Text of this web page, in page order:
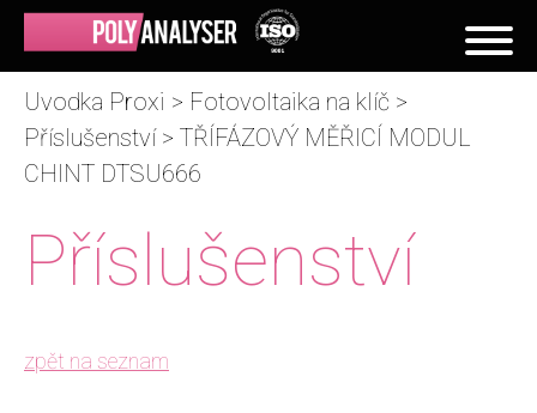
Uvodka Proxi > Fotovoltaika na klíč >
Příslušenství> TŘÍFÁZOVÝ MĚŘICÍ MODUL
CHINT DTSU666
Příslušenství
zpět na seznam